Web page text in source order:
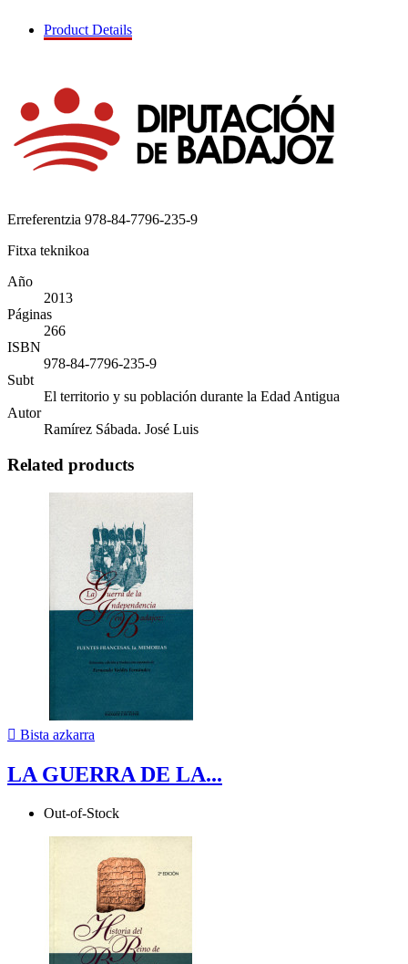
Product Details
Erreferentzia 978-84-7796-235-9
Fitxa teknikoa
Año
2013
Páginas
266
ISBN
978-84-7796-235-9
Subt
El territorio y su población durante la Edad Antigua
Autor
Ramírez Sábada. José Luis
Related products
 Bista azkarra
LA GUERRA DE LA...
Out-of-Stock